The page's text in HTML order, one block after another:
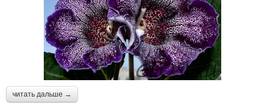
читать дальше →